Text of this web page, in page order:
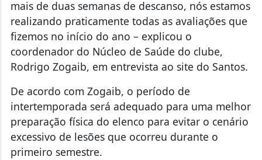
mais de duas semanas de descanso, nós estamos
realizando praticamente todas as avaliações que
fizemos no início do ano – explicou o
coordenador do Núcleo de Saúde do clube,
Rodrigo Zogaib, em entrevista ao site do Santos.
De acordo com Zogaib, o período de
intertemporada será adequado para uma melhor
preparação física do elenco para evitar o cenário
excessivo de lesões que ocorreu durante o
primeiro semestre.